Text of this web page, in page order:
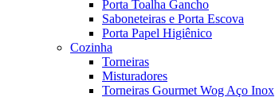
Porta Toalha Gancho
Saboneteiras e Porta Escova
Porta Papel Higiênico
Cozinha
Torneiras
Misturadores
Torneiras Gourmet Wog Aço Inox